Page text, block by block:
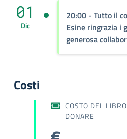
20:00 - Tutto il
Esine ringrazia i
generosa
01
Dic
Costi
COSTO DEL
DONARE